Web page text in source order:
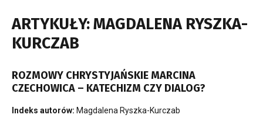
ARTYKUŁY: MAGDALENA RYSZKA-
KURCZAB
ROZMOWY CHRYSTYJAŃSKIE MARCINA
CZECHOWICA – KATECHIZM CZY DIALOG?
Indeks autorów: Magdalena Ryszka-Kurczab